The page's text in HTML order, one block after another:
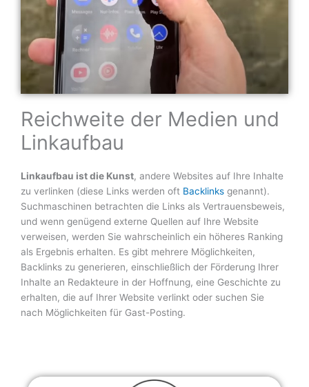
Reichweite der Medien und
Linkaufbau
Linkaufbau ist die Kunst, andere Websites auf Ihre Inhalte
zu verlinken (diese Links werden oft Backlinks genannt).
Suchmaschinen betrachten die Links als Vertrauensbeweis,
und wenn genügend externe Quellen auf Ihre Website
verweisen, werden Sie wahrscheinlich ein höheres Ranking
als Ergebnis erhalten. Es gibt mehrere Möglichkeiten,
Backlinks zu generieren, einschließlich der Förderung Ihrer
Inhalte an Redakteure in der Hoffnung, eine Geschichte zu
erhalten, die auf Ihrer Website verlinkt oder suchen Sie
nach Möglichkeiten für Gast-Posting.